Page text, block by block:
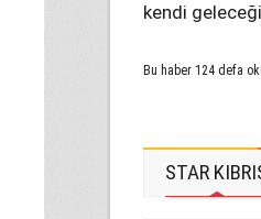
kendi
Bu haber 124 defa
STAR